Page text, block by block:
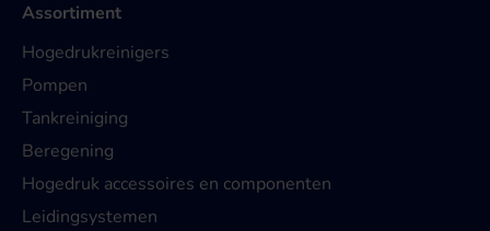
Assortiment
Hogedrukreinigers
Pompen
Tankreiniging
Beregening
Hogedruk accessoires en componenten
Leidingsystemen